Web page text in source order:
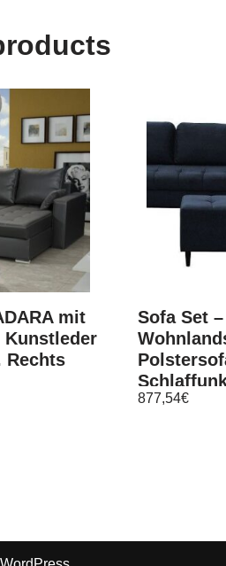
mit
Rechts
Sofa Set
877,54€